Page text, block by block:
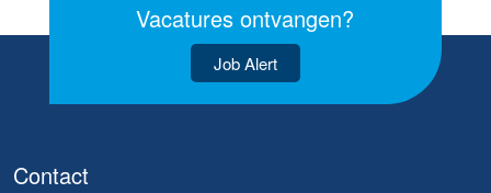
Vacatures ontvangen?
Job Alert
Contact